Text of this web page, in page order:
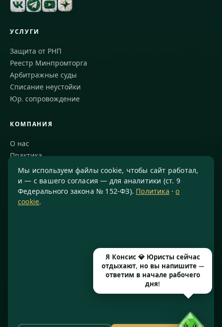
УСЛУГИ
Защита от РНП
Реестр Минпромторга
Арбитражные суды
Списание неустойки
Юр. сопровождение
КОМПАНИЯ
О нас
Практика
Блог
Команда
Благодарности
Москва, Варшавское шоссе, д. 1А, помещение 14/7
© 2016–2026 ООО «КОНСИС» · ИНН 7724372334 · КПП 772601001
Мы используем файлы cookie, чтобы сайт работал,
и — с вашего согласия — для аналитики (ст. 9
Федерального закона № 152-ФЗ). Политика ·о
cookie.
Я Консис 💎 Юристы сейчас
отдыхают, но вы напишите —
ответим в начале рабочего
дня!